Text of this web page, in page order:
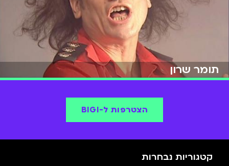
תומר שרון
הצטרפות ל-BIGI
קטגוריות נבחרות